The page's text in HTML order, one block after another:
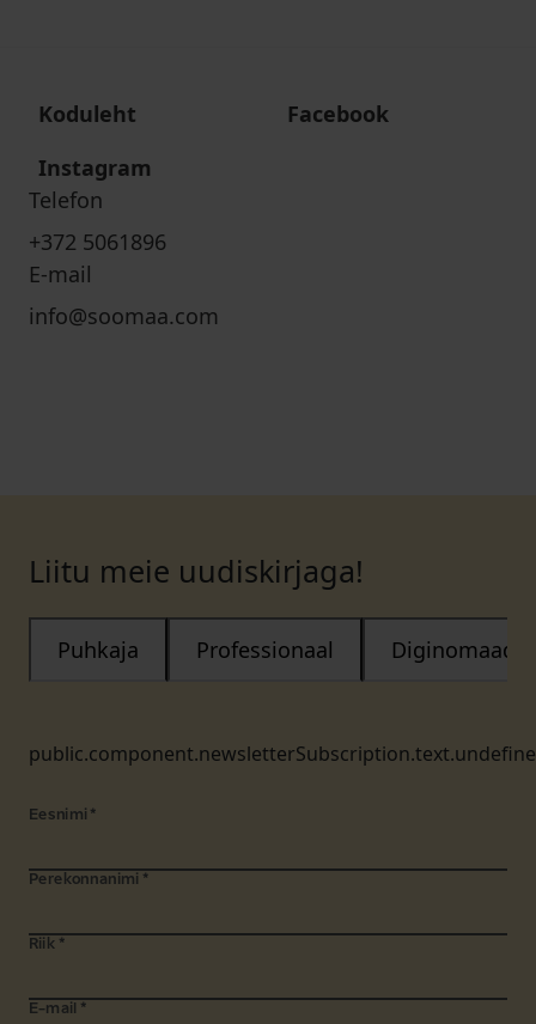
Koduleht
Facebook
Instagram
Telefon
+372 5061896
E-mail
info@soomaa.com
Liitu meie uudiskirjaga!
Puhkaja Professionaal Diginomaad
Eesnimi *
Perekonnanimi *
Riik *
E-mail *